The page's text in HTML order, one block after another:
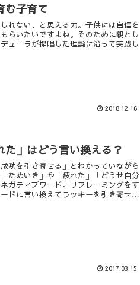
む子育て
れない、と思える力。子供には自信を
らいたいですよね。そのために親とし
ューラが提唱した理論に沿って実践し
2018.12.16
」はどう言い換える？
功を引き寄せる」とわかっていながら
ためいき」や「疲れた」「どうせ自分
ガティブワード。リフレーミングをす
ドに言い換えてラッキーを引き寄せる
2017.03.15